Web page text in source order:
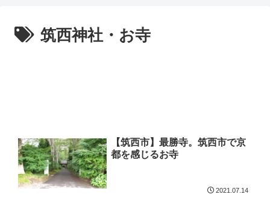
筑西神社・お寺
【筑西市】最勝寺。筑西市で京
都を感じるお寺
2021.07.14